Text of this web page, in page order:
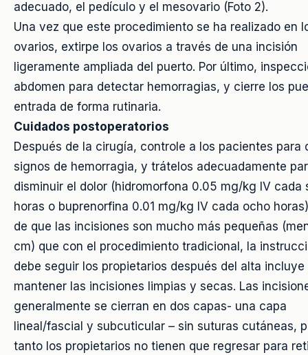
adecuado, el pedículo y el mesovario (Foto 2).
Una vez que este procedimiento se ha realizado en
ovarios, extirpe los ovarios a través de una incisión
ligeramente ampliada del puerto. Por último,
abdomen para detectar hemorragias, y cierre los
entrada de forma rutinaria.
Cuidados postoperatorios
Después de la cirugía, controle a los pacientes para
signos de hemorragia, y trátelos adecuadamente
disminuir el dolor (hidromorfona 0.05 mg/kg IV cada
horas o buprenorfina 0.01 mg/kg IV cada ocho
de que las incisiones son mucho más pequeñas
cm) que con el procedimiento tradicional, la
debe seguir los propietarios después del alta incluye
mantener las incisiones limpias y secas. Las
generalmente se cierran en dos capas- una capa
lineal/fascial y subcuticular – sin suturas cutáneas,
tanto los propietarios no tienen que regresar para